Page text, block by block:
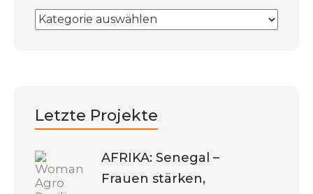
Letzte Projekte
AFRIKA: Senegal –
Frauen stärken,